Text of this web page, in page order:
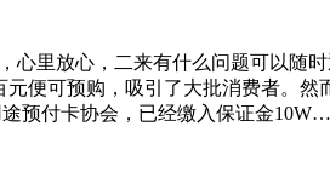
里放心，二来有什么问题可以随
便可预购，吸引了大批消费者。
途预付卡协会，已经缴入保证金